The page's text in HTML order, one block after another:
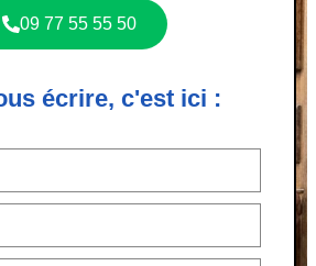
09 77 55 55 50
écrire, c'est ici :